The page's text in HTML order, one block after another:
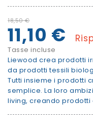
18,50 €
11,10 €
Tasse incluse
Liewood crea prodotti
da prodotti tessili
Tutti insieme i prodotti
semplice. La loro
living, creando